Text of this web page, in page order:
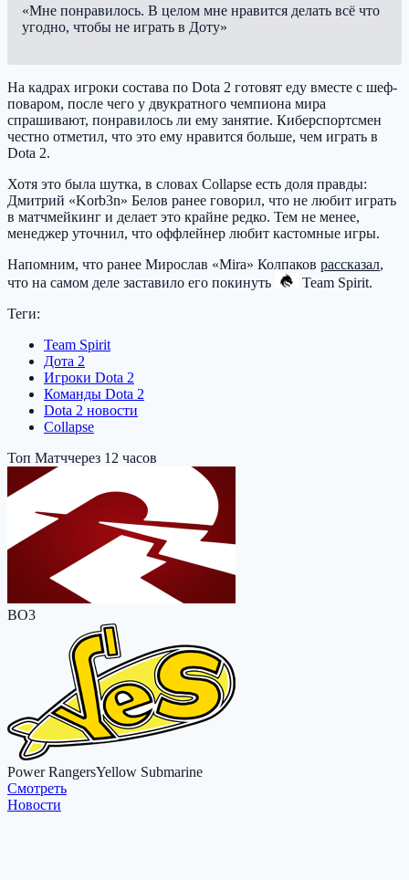
«Мне понравилось. В целом мне нравится делать всё что
угодно, чтобы не играть в Доту»
На кадрах игроки состава по Dota 2 готовят еду вместе с шеф-
поваром, после чего у двукратного чемпиона мира
спрашивают, понравилось ли ему занятие. Киберспортсмен
честно отметил, что это ему нравится больше, чем играть в
Dota 2.
Хотя это была шутка, в словах Collapse есть доля правды:
Дмитрий «Korb3n» Белов ранее говорил, что не любит играть
в матчмейкинг и делает это крайне редко. Тем не менее,
менеджер уточнил, что оффлейнер любит кастомные игры.
Напомним, что ранее Мирослав «Mira» Колпаков рассказал,
что на самом деле заставило его покинуть
Team Spirit.
Теги:
Team Spirit
Дота 2
Игроки Dota 2
Команды Dota 2
Dota 2 новости
Collapse
Топ Матччерез 12 часов
BO3
Power RangersYellow Submarine
Cмотреть
Новости